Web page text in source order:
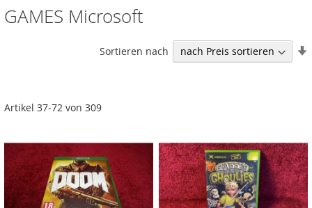
GAMES Microsoft
Artikel 37-72 von 309
Sortieren nach